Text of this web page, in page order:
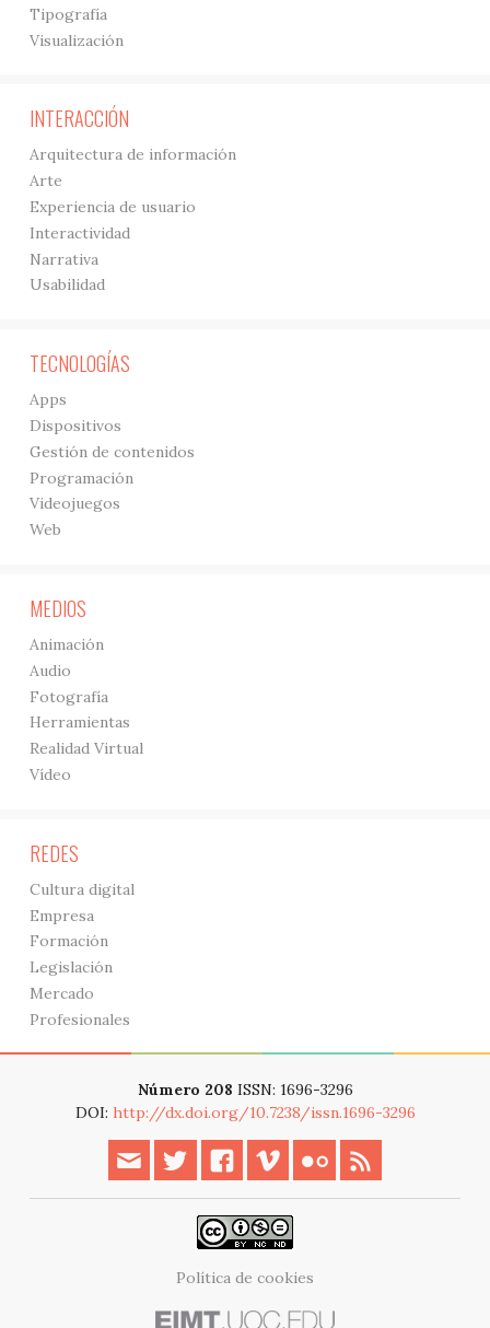
Tipografía
Visualización
INTERACCIÓN
Arquitectura de información
Arte
Experiencia de usuario
Interactividad
Narrativa
Usabilidad
TECNOLOGÍAS
Apps
Dispositivos
Gestión de contenidos
Programación
Videojuegos
Web
MEDIOS
Animación
Audio
Fotografía
Herramientas
Realidad Virtual
Vídeo
REDES
Cultura digital
Empresa
Formación
Legislación
Mercado
Profesionales
Número 208 ISSN: 1696-3296
DOI: http://dx.doi.org/10.7238/issn.1696-3296
Política de cookies